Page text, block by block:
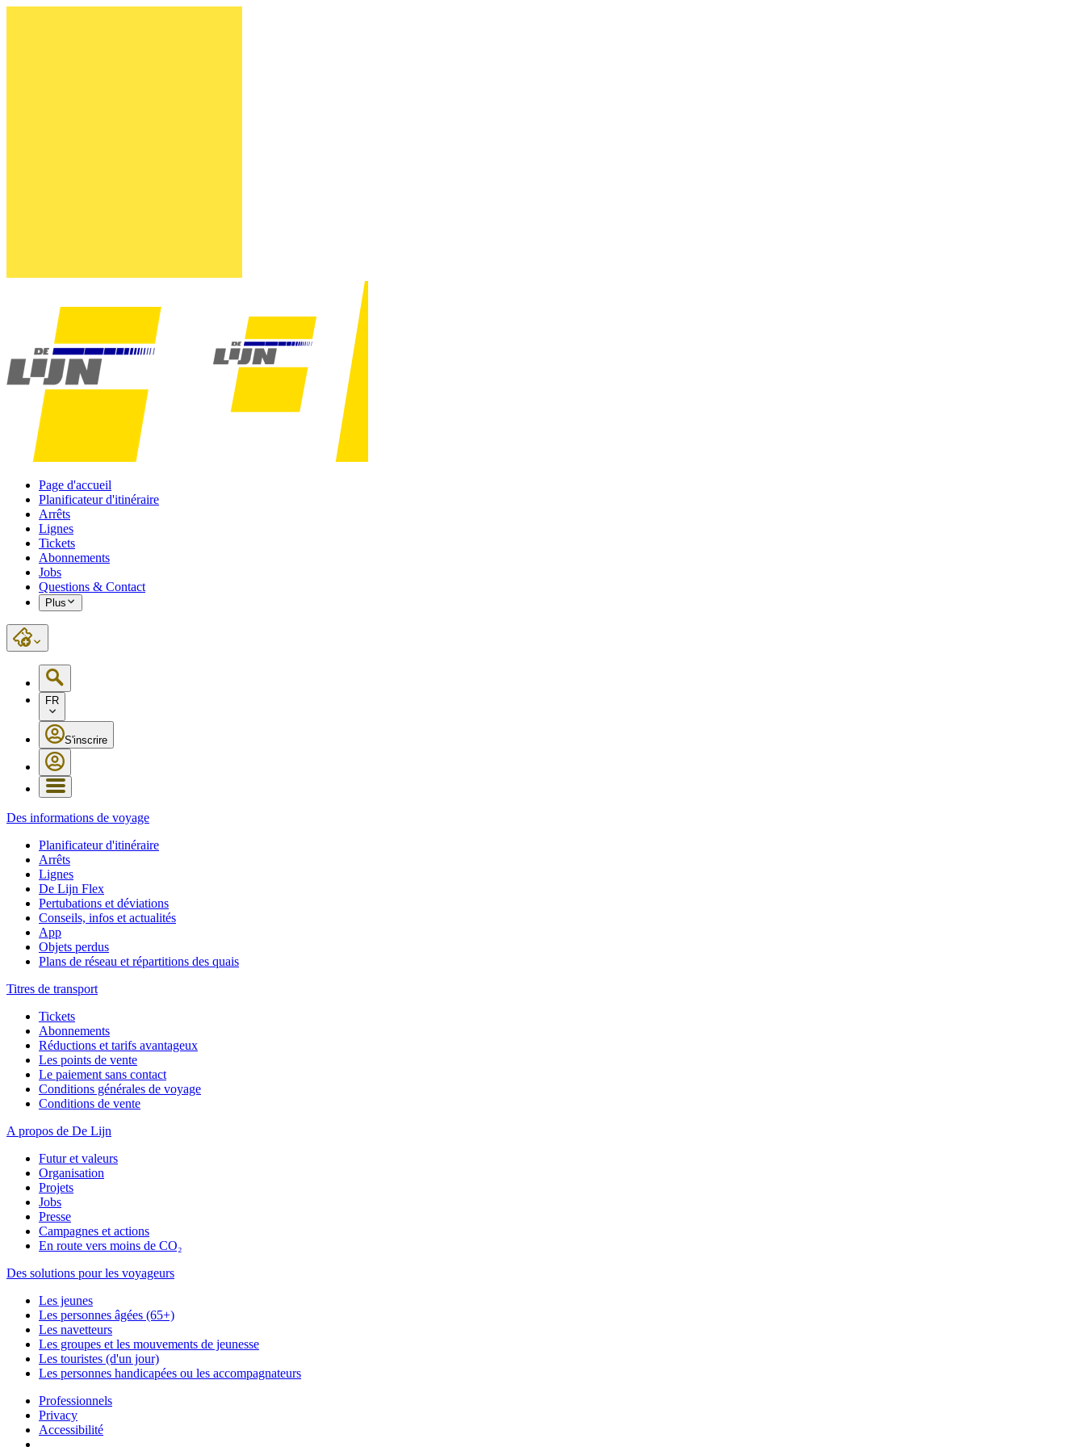
Page d'accueil
Planificateur d'itinéraire
Arrêts
Lignes
Tickets
Abonnements
Jobs
Questions & Contact
Plus
FR
S'inscrire
Des informations de voyage
Planificateur d'itinéraire
Arrêts
Lignes
De Lijn Flex
Pertubations et déviations
Conseils, infos et actualités
App
Objets perdus
Plans de réseau et répartitions des quais
Titres de transport
Tickets
Abonnements
Réductions et tarifs avantageux
Les points de vente
Le paiement sans contact
Conditions générales de voyage
Conditions de vente
A propos de De Lijn
Futur et valeurs
Organisation
Projets
Jobs
Presse
Campagnes et actions
En route vers moins de CO₂
Des solutions pour les voyageurs
Les jeunes
Les personnes âgées (65+)
Les navetteurs
Les groupes et les mouvements de jeunesse
Les touristes (d'un jour)
Les personnes handicapées ou les accompagnateurs
Professionnels
Privacy
Accessibilité